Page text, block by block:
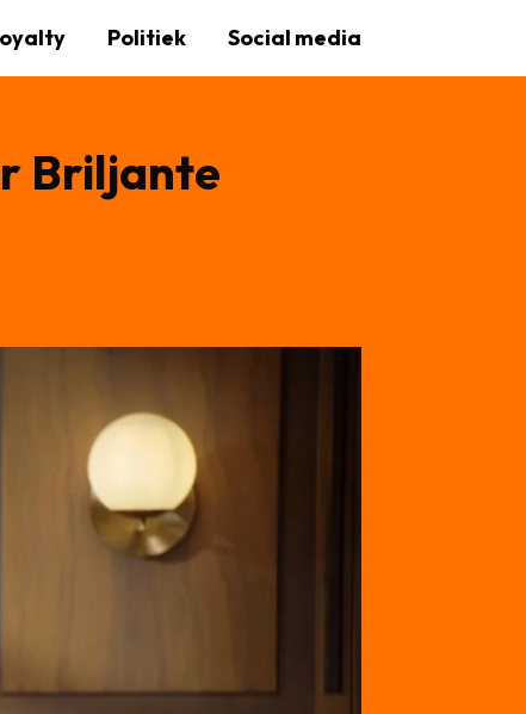
Politiek Social media
Briljante